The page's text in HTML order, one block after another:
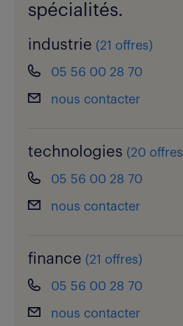
spécialités.
industrie (21 offres)
05 56 00 28 70
nous contacter
technologies (20 offres
05 56 00 28 70
nous contacter
finance (21 offres)
05 56 00 28 70
nous contacter